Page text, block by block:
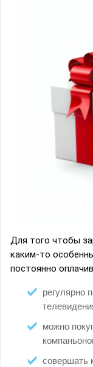
Для того чтобы
каким-то
постоянно
регулярно
можно
совершать